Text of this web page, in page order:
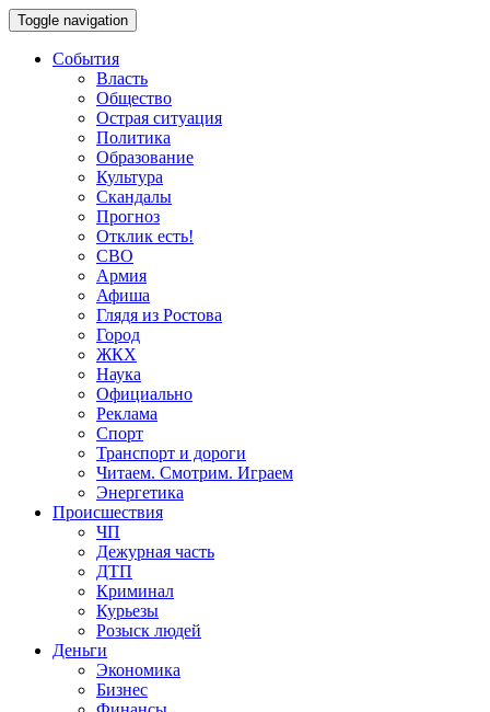
Toggle navigation
События
Власть
Общество
Острая ситуация
Политика
Образование
Культура
Скандалы
Прогноз
Отклик есть!
СВО
Армия
Афиша
Глядя из Ростова
Город
ЖКХ
Наука
Официально
Реклама
Спорт
Транспорт и дороги
Читаем. Смотрим. Играем
Энергетика
Происшествия
ЧП
Дежурная часть
ДТП
Криминал
Курьезы
Розыск людей
Деньги
Экономика
Бизнес